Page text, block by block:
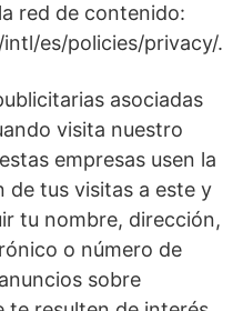
red de contenido:
es/policies/privacy/.
asociadas
visita nuestro
empresas usen la
de tus visitas a este y
tu nombre, dirección,
o número de
sobre